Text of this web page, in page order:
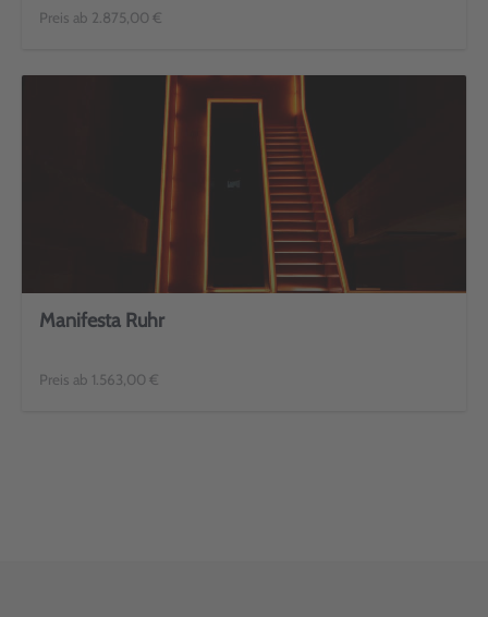
Preis ab 2.875,00 €
Manifesta Ruhr
Preis ab 1.563,00 €